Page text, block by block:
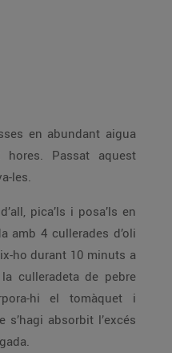
en abundant aigua
les.
en
amb 4 cullerades d’oli
ho durant 10 minuts a
tomàquet i
absorbit l’excés